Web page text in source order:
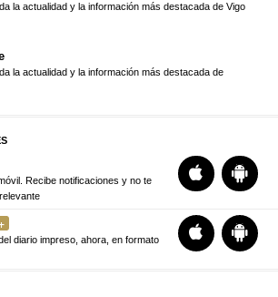
la actualidad y la información más destacada de Vigo
la actualidad y la información más destacada de
Recibe notificaciones y no te
diario impreso, ahora, en formato